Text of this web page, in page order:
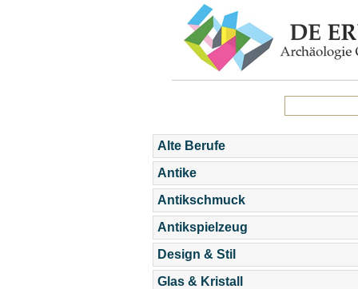
Alte Berufe
Antike
Antikschmuck
Antikspielzeug
Design & Stil
Glas & Kristall